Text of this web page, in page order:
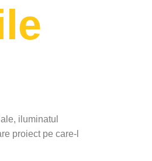
iluminatul
proiect pe care-l